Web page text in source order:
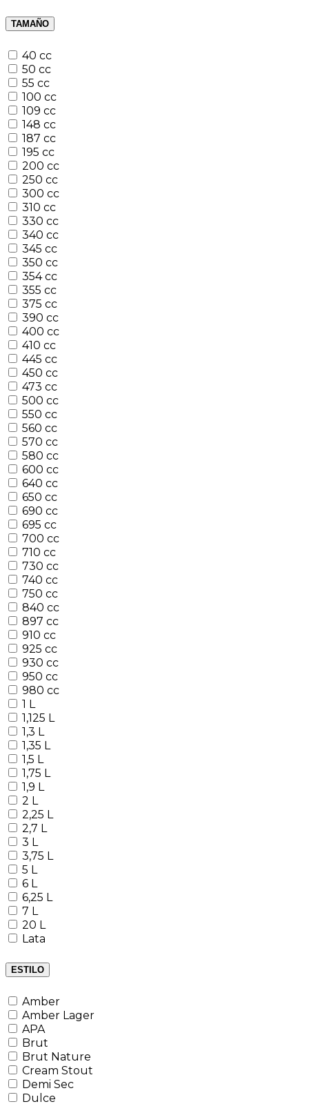
TAMAÑO
40 cc
50 cc
55 cc
100 cc
109 cc
148 cc
187 cc
195 cc
200 cc
250 cc
300 cc
310 cc
330 cc
340 cc
345 cc
350 cc
354 cc
355 cc
375 cc
390 cc
400 cc
410 cc
445 cc
450 cc
473 cc
500 cc
550 cc
560 cc
570 cc
580 cc
600 cc
640 cc
650 cc
690 cc
695 cc
700 cc
710 cc
730 cc
740 cc
750 cc
840 cc
897 cc
910 cc
925 cc
930 cc
950 cc
980 cc
1 L
1,125 L
1,3 L
1,35 L
1,5 L
1,75 L
1,9 L
2 L
2,25 L
2,7 L
3 L
3,75 L
5 L
6 L
6,25 L
7 L
20 L
Lata
ESTILO
Amber
Amber Lager
APA
Brut
Brut Nature
Cream Stout
Demi Sec
Dulce